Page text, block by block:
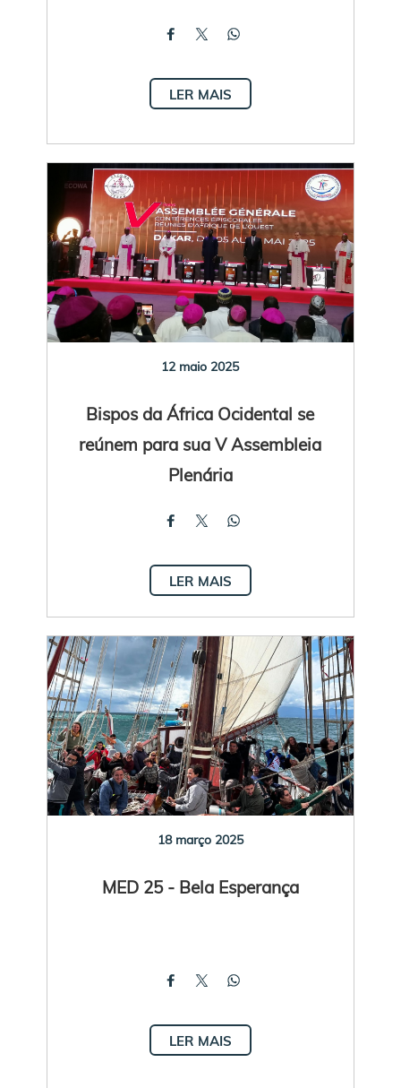
LER MAIS
12 maio 2025
Bispos da África Ocidental se
reúnem para sua V Assembleia
Plenária
LER MAIS
18 março 2025
MED 25 - Bela Esperança
LER MAIS